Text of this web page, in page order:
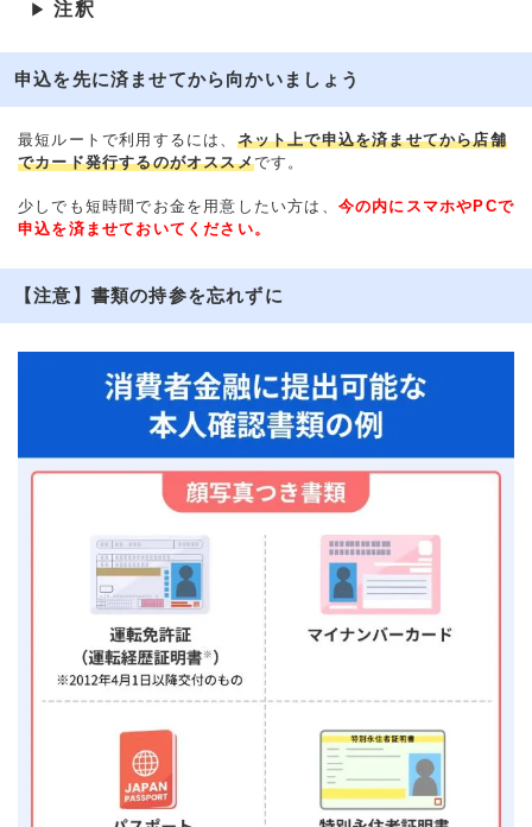
▶ 注釈
申込を先に済ませてから向かいましょう
最短ルートで利用するには、 ネット上で申込を済ませてから店舗
でカード発行するのがオススメです。
少しでも短時間でお金を用意したい方は、 今の内にスマホやPCで
申込を済ませておいてください。
【注意】書類の持参を忘れずに